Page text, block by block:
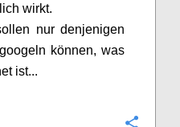
wirkt.
nur denjenigen
können, was
ist...